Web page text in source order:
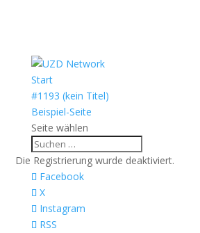
Start
#1193 (kein Titel)
Beispiel-Seite
Seite wählen
Die Registrierung wurde deaktiviert.
Facebook
X
Instagram
RSS